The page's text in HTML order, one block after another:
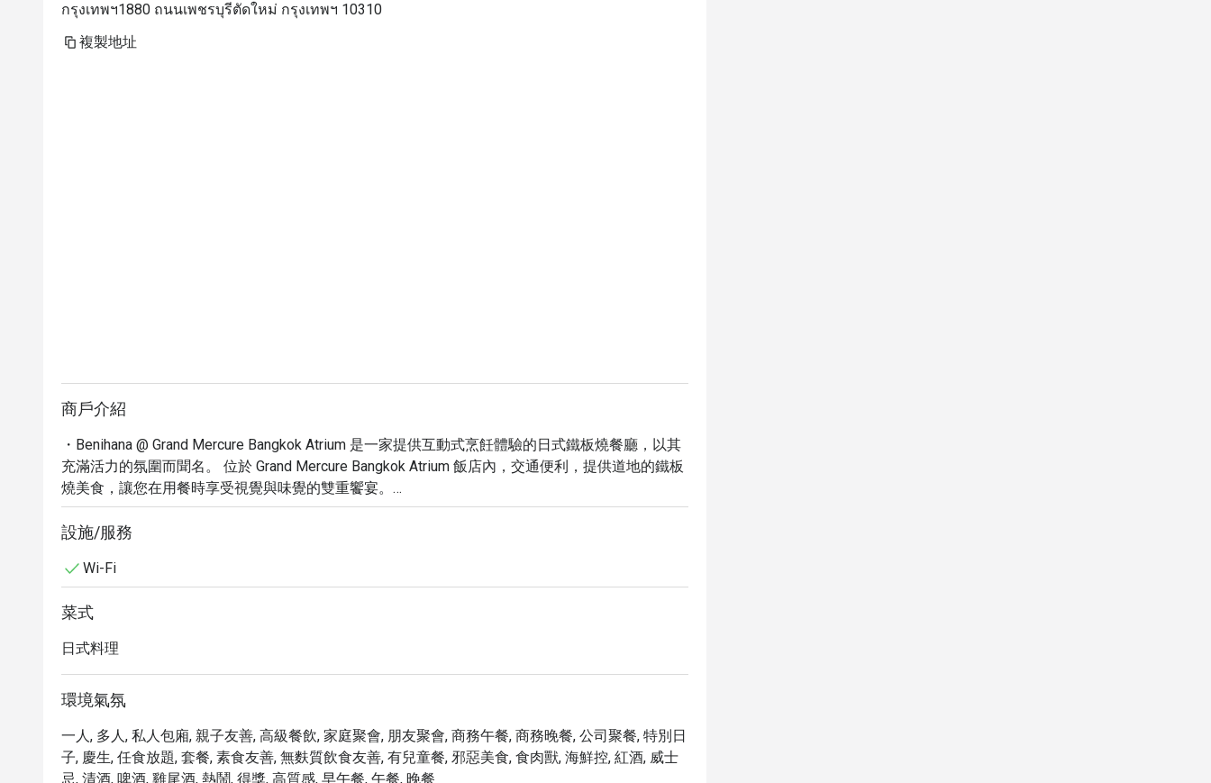
กรุงเทพฯ1880 ถนนเพชรบุรีตัดใหม่ กรุงเทพฯ 10310
複製地址
商戶介紹
・Benihana @ Grand Mercure Bangkok Atrium 是一家提供互動式烹飪體驗的日式鐵板燒餐廳，以其
充滿活力的氛圍而聞名。 位於 Grand Mercure Bangkok Atrium 飯店內，交通便利，提供道地的鐵板
燒美食，讓您在用餐時享受視覺與味覺的雙重饗宴。
・體驗技藝精湛的廚師在您面前現場烹調美味佳餚，從新鮮的海鮮到多汁的肉類，搭配各式各樣的
日式風味配菜，讓您彷彿置身日本。千萬別錯過招牌的「Benihana Special」，享受主廚客製化的鐵
・透過 Eatigo 預訂 Benihana @ Grand Mercure Bangkok Atrium，即可享受高達 5 折的優惠，讓您以
設施/服務
Wi-Fi
菜式
日式料理
環境氣氛
一人, 多人, 私人包廂, 親子友善, 高級餐飲, 家庭聚會, 朋友聚會, 商務午餐, 商務晚餐, 公司聚餐, 特別日
子, 慶生, 任食放題, 套餐, 素食友善, 無麩質飲食友善, 有兒童餐, 邪惡美食, 食肉獸, 海鮮控, 紅酒, 威士
忌, 清酒, 啤酒, 雞尾酒, 熱鬧, 得獎, 高質感, 早午餐, 午餐, 晚餐